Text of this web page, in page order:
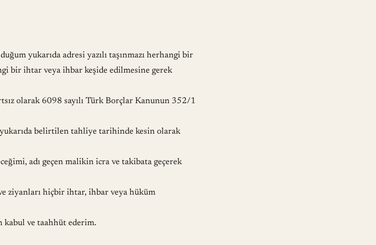
yukarıda adresi yazılı taşınmazı herhangi bir
bir ihtar veya ihbar keşide edilmesine gerek
olarak 6098 sayılı Türk Borçlar Kanunun 352/1
belirtilen tahliye tarihinde kesin olarak
adı geçen malikin icra ve takibata geçerek
ziyanları hiçbir ihtar, ihbar veya hüküm
kabul ve taahhüt ederim.